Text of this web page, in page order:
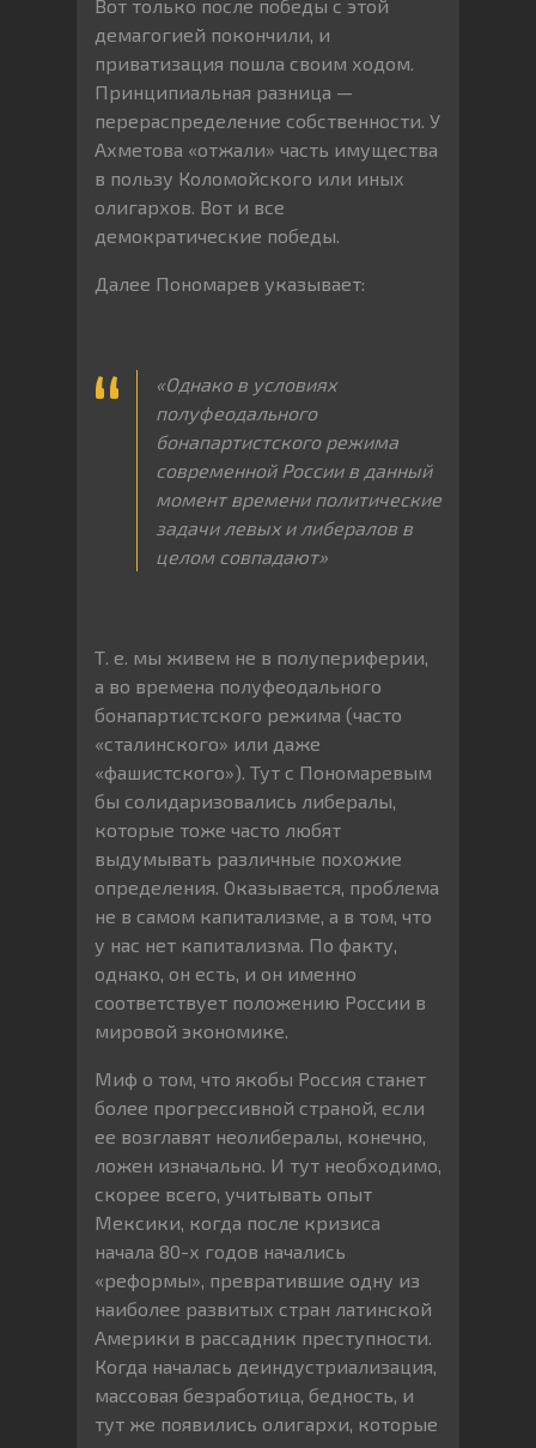
Вот только после победы с этой
демагогией покончили, и
приватизация пошла своим ходом.
Принципиальная разница —
перераспределение собственности. У
Ахметова «отжали» часть имущества
в пользу Коломойского или иных
олигархов. Вот и все
демократические победы.
Далее Пономарев указывает:
«Однако в условиях
полуфеодального
бонапартистского режима
современной России в данный
момент времени политические
задачи левых и либералов в
целом совпадают»
Т. е. мы живем не в полупериферии,
а во времена полуфеодального
бонапартистского режима (часто
«сталинского» или даже
«фашистского»). Тут с Пономаревым
бы солидаризовались либералы,
которые тоже часто любят
выдумывать различные похожие
определения. Оказывается, проблема
не в самом капитализме, а в том, что
у нас нет капитализма. По факту,
однако, он есть, и он именно
соответствует положению России в
мировой экономике.
Миф о том, что якобы Россия станет
более прогрессивной страной, если
ее возглавят неолибералы, конечно,
ложен изначально. И тут необходимо,
скорее всего, учитывать опыт
Мексики, когда после кризиса
начала 80-х годов начались
«реформы», превратившие одну из
наиболее развитых стран латинской
Америки в рассадник преступности.
Когда началась деиндустриализация,
массовая безработица, бедность, и
тут же появились олигархи, которые